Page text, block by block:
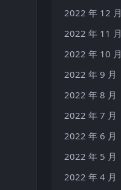
2022 年 12 月
2022 年 11 月
2022 年 10 月
2022 年 9 月
2022 年 8 月
2022 年 7 月
2022 年 6 月
2022 年 5 月
2022 年 4 月